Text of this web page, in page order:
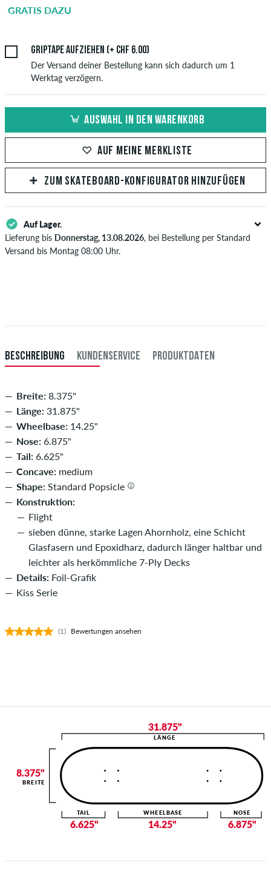
GRATIS DAZU
Griptape aufziehen (+ CHF 6.00)
Der Versand deiner Bestellung kann sich dadurch um 1
Werktag verzögern.
AUSWAHL IN DEN WARENKORB
AUF MEINE MERKLISTE
ZUM SKATEBOARD-KONFIGURATOR HINZUFÜGEN
Auf Lager.
Lieferung bis Donnerstag, 13.08.2026, bei Bestellung per Standard
Versand bis Montag 08:00 Uhr.
BESCHREIBUNG KUNDENSERVICE PRODUKTDATEN
Breite: 8.375"
Länge: 31.875"
Wheelbase: 14.25"
Nose: 6.875"
Tail: 6.625"
Concave: medium
Shape: Standard Popsicle
Konstruktion:
Flight
sieben dünne, starke Lagen Ahornholz, eine Schicht
Glasfasern und Epoxidharz, dadurch länger haltbar und
leichter als herkömmliche 7-Ply Decks
Details: Foil-Grafik
Kiss Serie
(1) Bewertungen ansehen
31.875"
LÄNGE
14.25"
WHEELBASE
6.875"
NOSE
6.625"
TAIL
8.375"
BREITE